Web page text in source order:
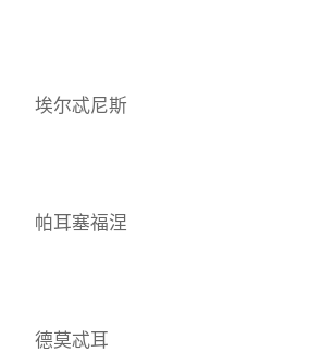
埃尔忒尼斯
帕耳塞福涅
德莫忒耳